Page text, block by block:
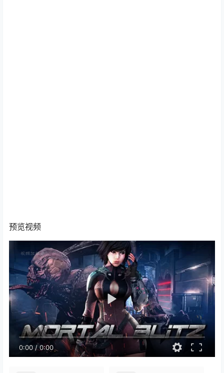
预览视频
0:00/0:00